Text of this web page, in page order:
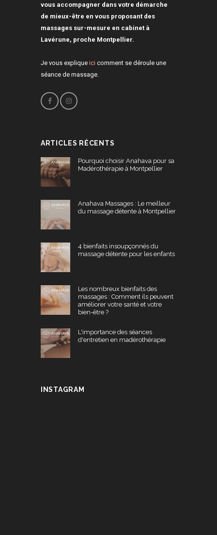
vous accompagner dans votre démarche
de mieux-être en vous proposant des
massages sur-mesure en cabinet à
Lavérune, proche Montpellier.
Je vous explique ici comment se déroule une
séance de massage.
ARTICLES RÉCENTS
Pourquoi choisir Anahava pour sa
Madérothérapie à Montpellier
Anahava Massages : Le meilleur
du massage détente à Montpellier
4 bienfaits insoupçonnés du
massage détente pour les enfants
Les nombreux bienfaits des
massages : Comment ils peuvent
améliorer votre santé et votre
bien-être ?
L'importance des séances
d'entretien en madérothérapie
INSTAGRAM